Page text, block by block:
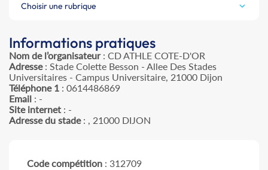
Choisir une rubrique
Informations pratiques
Nom de l’organisateur: CD ATHLE COTE-D'OR
Adresse: Stade Colette Besson - Allee Des Stades
Universitaires - Campus Universitaire, 21000 Dijon
Téléphone 1 : 0614486869
Email : -
Site internet : -
Adresse du stade: , 21000 DIJON
Code compétition : 312709